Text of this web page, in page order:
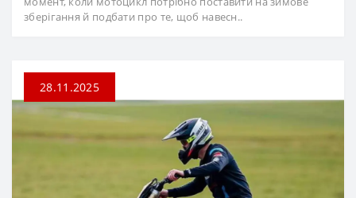
зберігання й подбати про те, щоб навесн..
28.11.2025